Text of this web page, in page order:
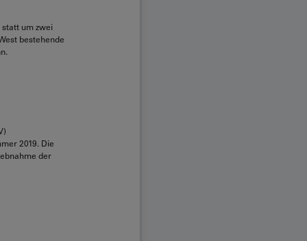
um zwei
bestehende
2019. Die
der